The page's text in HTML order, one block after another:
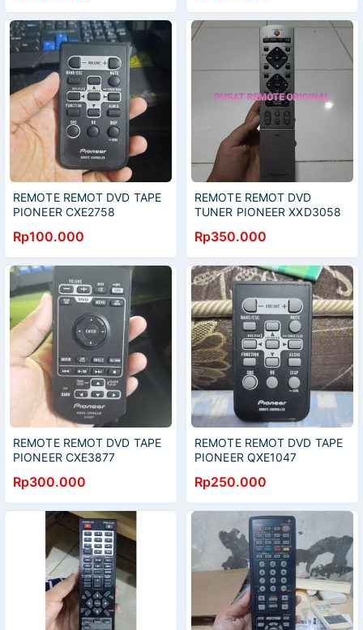
REMOTE REMOT DVD TAPE
PIONEER CXE2758
Rp100.000
REMOTE REMOT DVD
TUNER PIONEER XXD3058
Rp350.000
REMOTE REMOT DVD TAPE
PIONEER CXE3877
Rp300.000
REMOTE REMOT DVD TAPE
PIONEER QXE1047
Rp250.000